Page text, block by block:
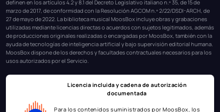
definen en los artículos 4.2 y 8.1 del Decreto Legislativo italiano n.º 35, de 15 de
marzo de 2017, de conformidad con la Resolución AGCOM n.º 2/22/DSDI-ARCH, de
27 de mayo de 2022. La biblioteca musical MoosBox incluye obras y grabaciones
utilizadas mediante licencias directas o acuerdos con sujetos legitimados, además
de producciones originales realizadas o encargadas por MoosBox, también con la
ayuda de tecnologías de inteligencia artificial y bajo supervisión editorial humana.
MoosBox dispone de los derechos y facultades contractuales necesarios para los
usos autorizados por el Servicio.
Licencia incluida y cadena de autorización
documentada
Para los contenidos suministrados por MoosBox, los